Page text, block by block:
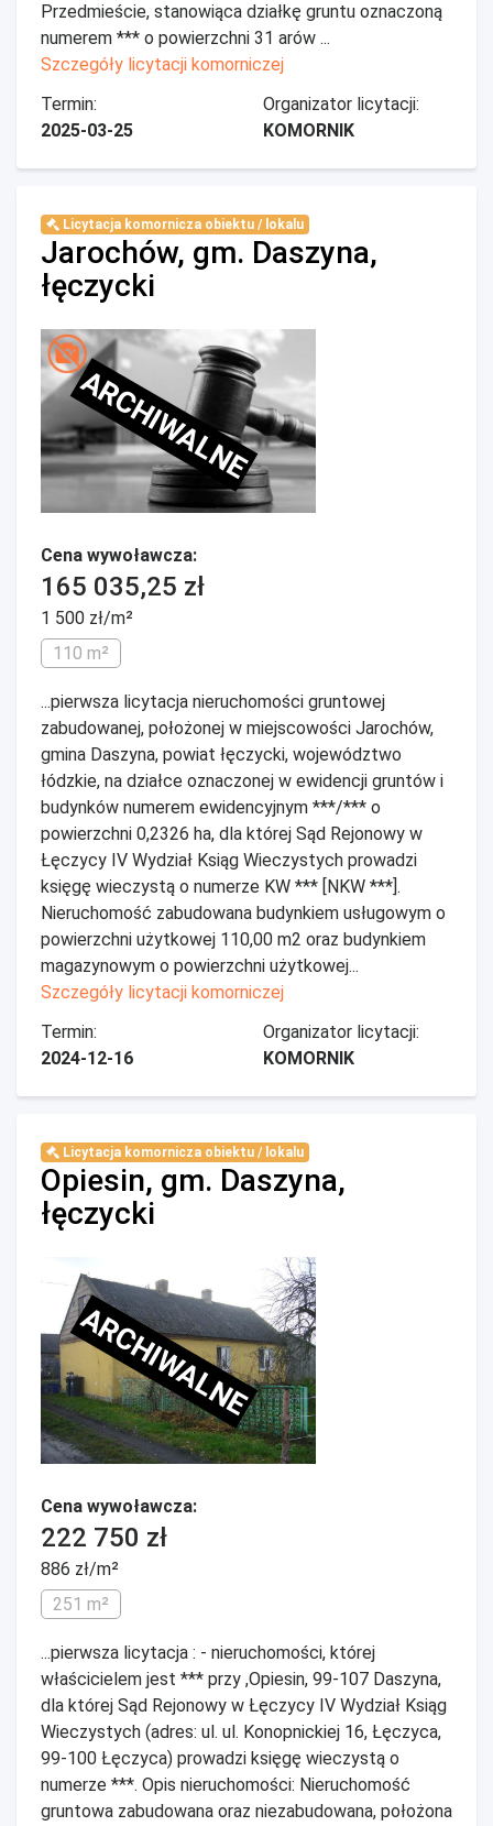
Przedmieście, stanowiąca działkę gruntu oznaczoną
numerem *** o powierzchni 31 arów ...
Szczegóły licytacji komorniczej
Termin:
2025-03-25
Organizator licytacji:
KOMORNIK
Licytacja komornicza obiektu / lokalu
Jarochów, gm. Daszyna,
łęczycki
ARCHIWALNE
Cena wywoławcza:
165 035,25 zł
1 500 zł/m²
110 m²
...pierwsza licytacja nieruchomości gruntowej
zabudowanej, położonej w miejscowości Jarochów,
gmina Daszyna, powiat łęczycki, województwo
łódzkie, na działce oznaczonej w ewidencji gruntów i
budynków numerem ewidencyjnym ***/*** o
powierzchni 0,2326 ha, dla której Sąd Rejonowy w
Łęczycy IV Wydział Ksiąg Wieczystych prowadzi
księgę wieczystą o numerze KW *** [NKW ***].
Nieruchomość zabudowana budynkiem usługowym o
powierzchni użytkowej 110,00 m2 oraz budynkiem
magazynowym o powierzchni użytkowej...
Szczegóły licytacji komorniczej
Termin:
2024-12-16
Organizator licytacji:
KOMORNIK
Licytacja komornicza obiektu / lokalu
Opiesin, gm. Daszyna,
łęczycki
ARCHIWALNE
Cena wywoławcza:
222 750 zł
886 zł/m²
251 m²
...pierwsza licytacja : - nieruchomości, której
właścicielem jest *** przy ,Opiesin, 99-107 Daszyna,
dla której Sąd Rejonowy w Łęczycy IV Wydział Ksiąg
Wieczystych (adres: ul. ul. Konopnickiej 16, Łęczyca,
99-100 Łęczyca) prowadzi księgę wieczystą o
numerze ***. Opis nieruchomości: Nieruchomość
gruntowa zabudowana oraz niezabudowana, położona